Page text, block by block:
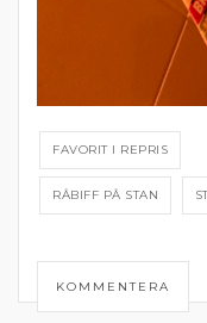
FAVORIT I REPRIS
RÅBIFF PÅ STAN
KOMMENTERA